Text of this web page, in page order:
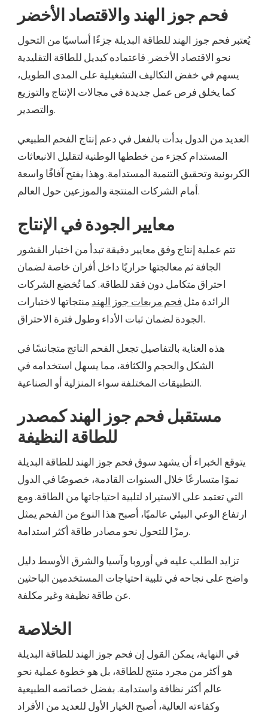
فحم جوز الهند والاقتصاد الأخضر
يُعتبر فحم جوز الهند للطاقة البديلة جزءًا أساسيًا من التحول
نحو الاقتصاد الأخضر. فاعتماده كبديل للطاقة التقليدية
يسهم في خفض التكاليف التشغيلية على المدى الطويل،
كما يخلق فرص عمل جديدة في مجالات الإنتاج والتوزيع
والتصدير.
العديد من الدول بدأت بالفعل في دعم إنتاج الفحم الطبيعي
المستدام كجزء من خططها الوطنية لتقليل الانبعاثات
الكربونية وتحقيق التنمية المستدامة. وهذا يفتح آفاقًا واسعة
أمام الشركات المنتجة والموزعين حول العالم.
معايير الجودة في الإنتاج
تتم عملية إنتاج وفق معايير دقيقة تبدأ من اختيار القشور
الجافة ثم معالجتها حراريًا داخل أفران خاصة لضمان
احتراق متكامل دون فقد للطاقة. كما تُخضع الشركات
الرائدة مثل فحم مربعات جوز الهند منتجاتها لاختبارات
الجودة لضمان ثبات الأداء وطول فترة الاحتراق.
هذه العناية بالتفاصيل تجعل الفحم الناتج متجانسًا في
الشكل والحجم والكثافة، مما يسهل استخدامه في
التطبيقات المختلفة سواء المنزلية أو الصناعية.
مستقبل فحم جوز الهند كمصدر
للطاقة النظيفة
يتوقع الخبراء أن يشهد سوق فحم جوز الهند للطاقة البديلة
نموًا متسارعًا خلال السنوات القادمة، خصوصًا في الدول
التي تعتمد على الاستيراد لتلبية احتياجاتها من الطاقة. ومع
ارتفاع الوعي البيئي عالميًا، أصبح هذا النوع من الفحم يمثل
رمزًا للتحول نحو مصادر طاقة أكثر استدامة.
تزايد الطلب عليه في أوروبا وآسيا والشرق الأوسط دليل
واضح على نجاحه في تلبية احتياجات المستخدمين الباحثين
عن طاقة نظيفة وغير مكلفة.
الخلاصة
في النهاية، يمكن القول إن فحم جوز الهند للطاقة البديلة
هو أكثر من مجرد منتج للطاقة، بل هو خطوة عملية نحو
عالم أكثر نظافة واستدامة. بفضل خصائصه الطبيعية
وكفاءته العالية، أصبح الخيار الأول للعديد من الأفراد